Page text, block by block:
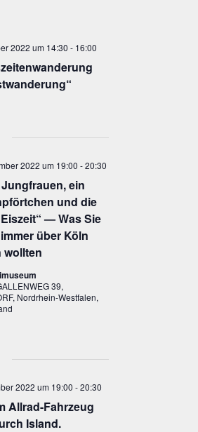
2022 um 14:30 - 16:00
Jung­frau­en, ein
und die
— Was Sie
über Köln
wollten
2022 um 19:00 -20:30
39,
Nordrhein-Westfalen,
All­rad-Fahr­zeug
Island.
2022 um 19:00 -20:30